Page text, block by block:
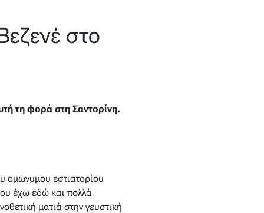
στο
τη φορά στη Σαντορίνη.
ομώνυμου εστιατορίου
έχω εδώ και πολλά
ματιά στην γευστική